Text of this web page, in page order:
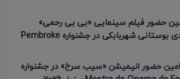
حضور فیلم سینمایی «بی بی رحمی»
مهدی بوستانی شهربابکی در جشنواره Pembroke
20 امین حضور انیمیشن «سیب سرخ» در جشنواره